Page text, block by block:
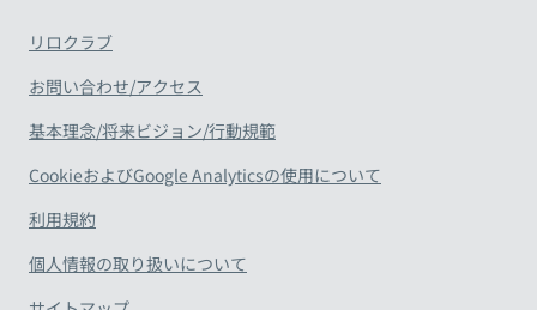
リロクラブ
お問い合わせ/アクセス
基本理念/将来ビジョン/行動規範
CookieおよびGoogle Analyticsの使用について
利用規約
個人情報の取り扱いについて